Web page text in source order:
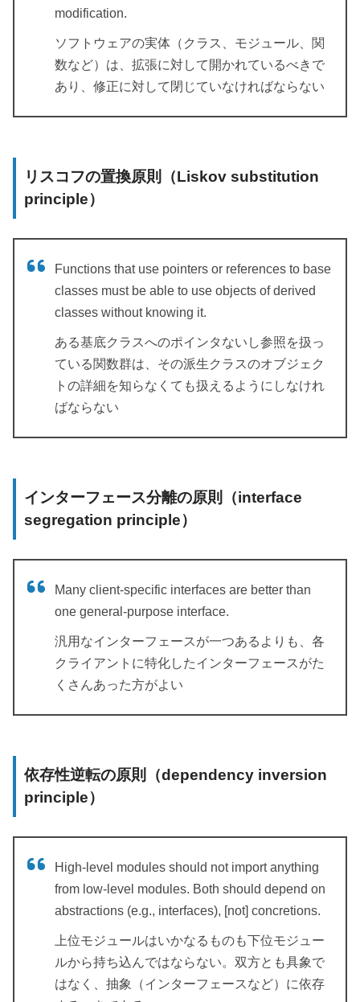
modification.
ソフトウェアの実体（クラス、モジュール、関
数など）は、拡張に対して開かれているべきで
あり、修正に対して閉じていなければならない
リスコフの置換原則（Liskov substitution
principle）
Functions that use pointers or references to base
classes must be able to use objects of derived
classes without knowing it.
ある基底クラスへのポインタないし参照を扱っ
ている関数群は、その派生クラスのオブジェク
トの詳細を知らなくても扱えるようにしなけれ
ばならない
インターフェース分離の原則（interface
segregation principle）
Many client-specific interfaces are better than
one general-purpose interface.
汎用なインターフェースが一つあるよりも、各
クライアントに特化したインターフェースがた
くさんあった方がよい
依存性逆転の原則（dependency inversion
principle）
High-level modules should not import anything
from low-level modules. Both should depend on
abstractions (e.g., interfaces), [not] concretions.
上位モジュールはいかなるものも下位モジュー
ルから持ち込んではならない。双方とも具象で
はなく、抽象（インターフェースなど）に依存